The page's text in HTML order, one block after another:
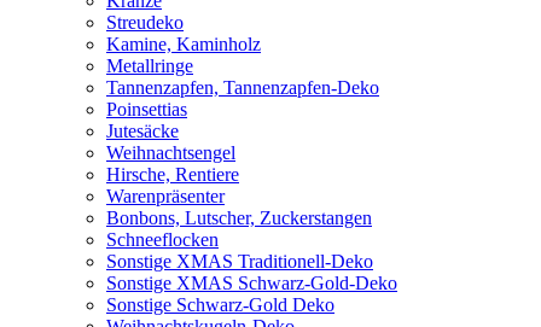
Streudeko
Kamine, Kaminholz
Metallringe
Tannenzapfen, Tannenzapfen-Deko
Poinsettias
Jutesäcke
Weihnachtsengel
Hirsche, Rentiere
Warenpräsenter
Bonbons, Lutscher, Zuckerstangen
Schneeflocken
Sonstige XMAS Traditionell-Deko
Sonstige XMAS Schwarz-Gold-Deko
Sonstige Schwarz-Gold Deko